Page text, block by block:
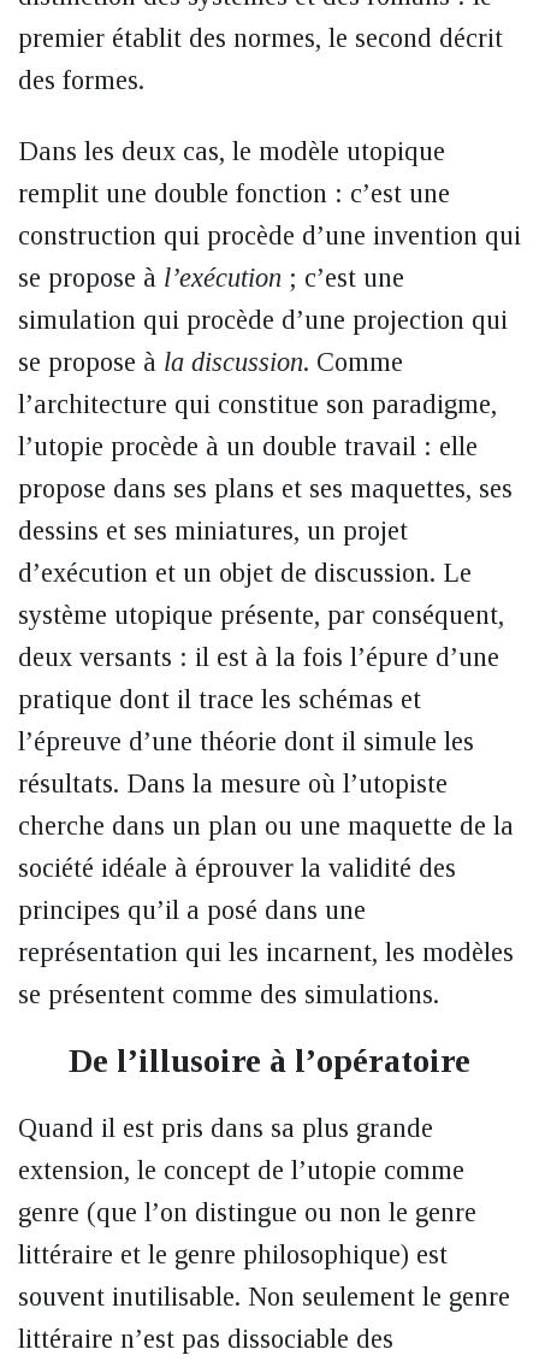
premier établit des normes, le second décrit
des formes.
Dans les deux cas, le modèle utopique
remplit une double fonction : c’est une
construction qui procède d’une invention qui
se propose à l’exécution ; c’est une
simulation qui procède d’une projection qui
se propose à la discussion. Comme
l’architecture qui constitue son paradigme,
l’utopie procède à un double travail : elle
propose dans ses plans et ses maquettes, ses
dessins et ses miniatures, un projet
d’exécution et un objet de discussion. Le
système utopique présente, par conséquent,
deux versants : il est à la fois l’épure d’une
pratique dont il trace les schémas et
l’épreuve d’une théorie dont il simule les
résultats. Dans la mesure où l’utopiste
cherche dans un plan ou une maquette de la
société idéale à éprouver la validité des
principes qu’il a posé dans une
représentation qui les incarnent, les modèles
se présentent comme des simulations.
De l’illusoire à l’opératoire
Quand il est pris dans sa plus grande
extension, le concept de l’utopie comme
genre (que l’on distingue ou non le genre
littéraire et le genre philosophique) est
souvent inutilisable. Non seulement le genre
littéraire n’est pas dissociable des